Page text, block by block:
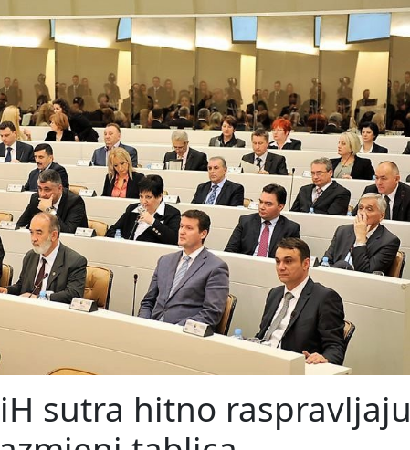
sutra hitno raspravljaju